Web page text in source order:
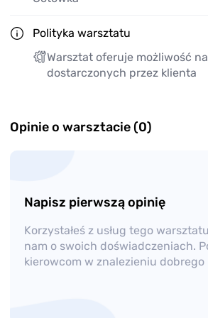
Polityka warsztatu
Warsztat oferuje możliwość
dostarczonych przez klienta
Opinie o warsztacie (0)
Napisz pierwszą opinię
Korzystałeś z usług tego
nam o swoich doświadczeniach.
kierowcom w znalezieniu dobrego